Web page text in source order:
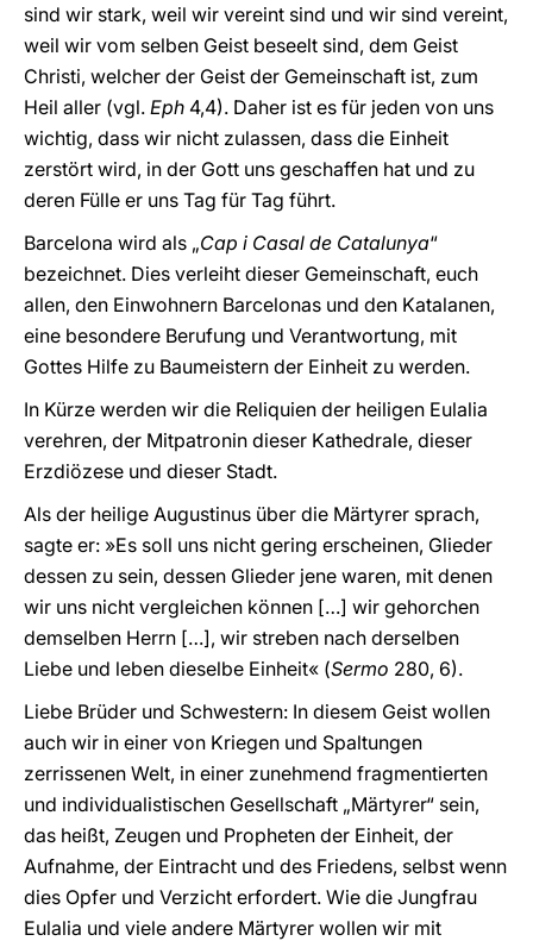
sind wir stark, weil wir vereint sind und wir sind vereint,
weil wir vom selben Geist beseelt sind, dem Geist
Christi, welcher der Geist der Gemeinschaft ist, zum
Heil aller (vgl. Eph 4,4). Daher ist es für jeden von uns
wichtig, dass wir nicht zulassen, dass die Einheit
zerstört wird, in der Gott uns geschaffen hat und zu
deren Fülle er uns Tag für Tag führt.
Barcelona wird als „Cap i Casal de Catalunya“
bezeichnet. Dies verleiht dieser Gemeinschaft, euch
allen, den Einwohnern Barcelonas und den Katalanen,
eine besondere Berufung und Verantwortung, mit
Gottes Hilfe zu Baumeistern der Einheit zu werden.
In Kürze werden wir die Reliquien der heiligen Eulalia
verehren, der Mitpatronin dieser Kathedrale, dieser
Erzdiözese und dieser Stadt.
Als der heilige Augustinus über die Märtyrer sprach,
sagte er: »Es soll uns nicht gering erscheinen, Glieder
dessen zu sein, dessen Glieder jene waren, mit denen
wir uns nicht vergleichen können […] wir gehorchen
demselben Herrn […], wir streben nach derselben
Liebe und leben dieselbe Einheit« (Sermo 280, 6).
Liebe Brüder und Schwestern: In diesem Geist wollen
auch wir in einer von Kriegen und Spaltungen
zerrissenen Welt, in einer zunehmend fragmentierten
und individualistischen Gesellschaft „Märtyrer“ sein,
das heißt, Zeugen und Propheten der Einheit, der
Aufnahme, der Eintracht und des Friedens, selbst wenn
dies Opfer und Verzicht erfordert. Wie die Jungfrau
Eulalia und viele andere Märtyrer wollen wir mit